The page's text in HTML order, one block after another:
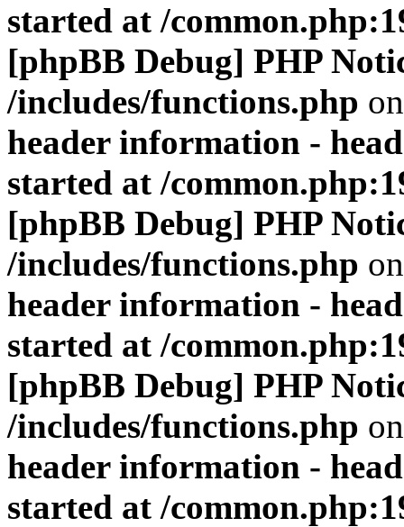
started at /
[phpBB Debug] PHP
/includes/functions.php
header information -
started at /
[phpBB Debug] PHP
/includes/functions.php
header information -
started at /
[phpBB Debug] PHP
/includes/functions.php
header information -
started at /